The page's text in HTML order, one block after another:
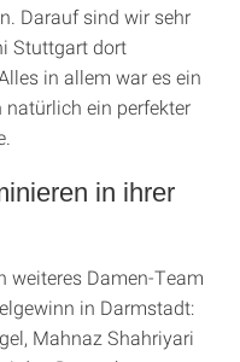
Darauf sind wir sehr
Stuttgart dort
in allem war es ein
ein perfekter
in ihrer
weiteres Damen-Team
in Darmstadt:
Mahnaz Shahriyari